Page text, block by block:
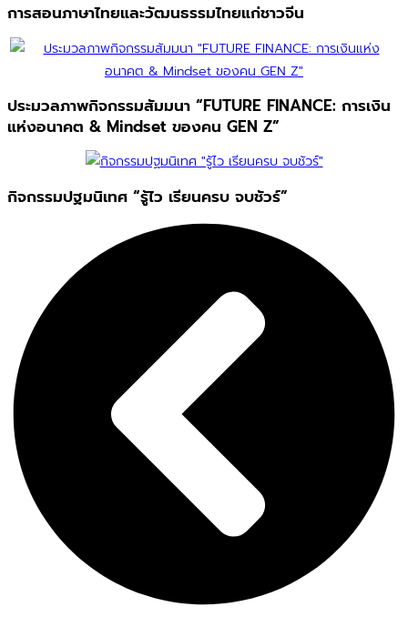
การสอนภาษาไทยและวัฒนธรรมไทยแก่ชาวจีน
ประมวลภาพกิจกรรมสัมมนา “FUTURE FINANCE: การเงิน
แห่งอนาคต & Mindset ของคน GEN Z”
กิจกรรมปฐมนิเทศ “รู้ไว เรียนครบ จบชัวร์”